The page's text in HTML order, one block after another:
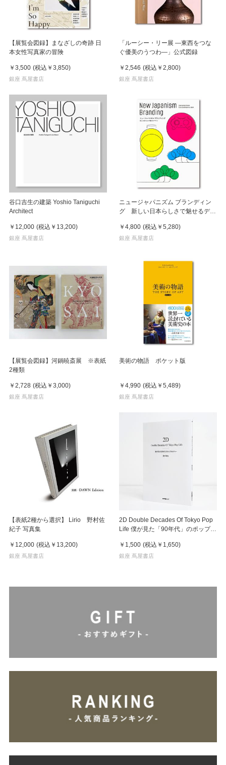
【展覧会図録】まなざしの奇跡 日
本女性写真家の冒険
￥3,500 (税込 ￥3,850)
銀座 蔦屋書店
「ルーシー・リー展 ―東西をつな
ぐ優美のうつわ―」公式図録
￥2,546 (税込 ￥2,800)
銀座 蔦屋書店
谷口吉生の建築 Yoshio Taniguchi
Architect
￥12,000 (税込 ￥13,200)
銀座 蔦屋書店
ニュージャパニズム ブランディン
グ 新しい日本らしさで魅せるデザ
￥4,800 (税込 ￥5,280)
銀座 蔦屋書店
【展覧会図録】河鍋暁斎展 ※表紙
2種類
￥2,728 (税込 ￥3,000)
銀座 蔦屋書店
美術の物語 ポケット版
￥4,990 (税込 ￥5,489)
銀座 蔦屋書店
【表紙2種から選択】 Lirio 野村佐
紀子 写真集
￥12,000 (税込 ￥13,200)
銀座 蔦屋書店
2D Double Decades Of Tokyo Pop
Life 僕が見た「90年代」のポップカ
￥1,500 (税込 ￥1,650)
銀座 蔦屋書店